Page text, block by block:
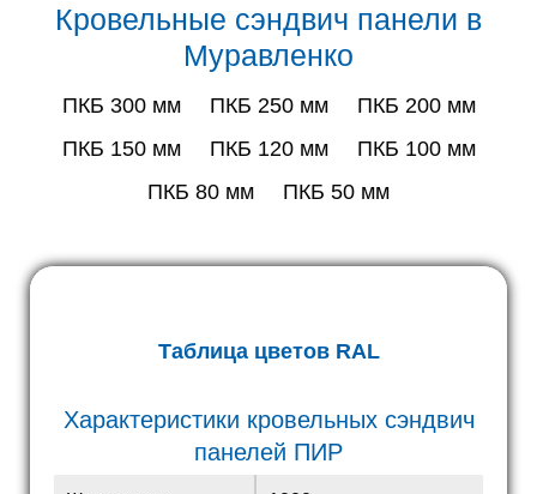
Кровельные сэндвич панели в
Муравленко
ПКБ 300 мм ПКБ 250 мм
ПКБ 200 мм
ПКБ 150 мм
ПКБ 120 мм
ПКБ 100 мм
ПКБ 80 мм
ПКБ 50 мм
Таблица цветов RAL
Характеристики кровельных сэндвич
панелей ПИР